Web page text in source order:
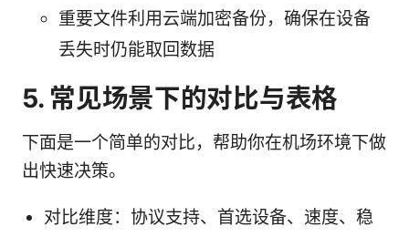
重要文件利用云端加密备份，确保在设备
丢失时仍能取回数据
5. 常见场景下的对比与表格
下面是一个简单的对比，帮助你在机场环境下做
出快速决策。
对比维度：协议支持、首选设备、速度、稳